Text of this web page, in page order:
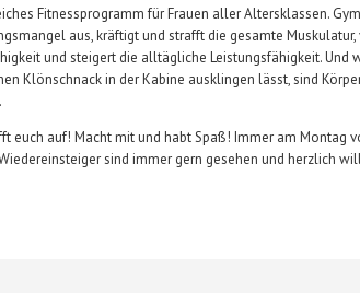
Fitnessprogramm für Frauen aller Altersklassen.
aus, kräftigt und strafft die gesamte
und steigert die alltägliche Leistungsfähigkeit. Und
Klönschnack in der Kabine ausklingen lässt, sind
euch auf! Macht mit und habt Spaß! Immer am
sind immer gern gesehen und herzlich